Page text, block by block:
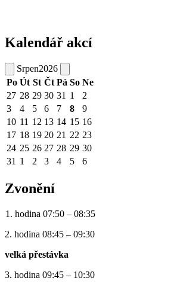
Kalendář akcí
Srpen2026
Po Út St Čt Pá So Ne
27 28 29 30 31 1
2
3
4 5 6 7 8
9
10 11 12 13 14 15 16
17 18 19 20 21 22 23
24 25 26 27 28 29 30
31 1 2 3 4 5 6
Zvonění
1. hodina 07:50 – 08:35
2. hodina 08:45 – 09:30
velká přestávka
3. hodina 09:45 – 10:30